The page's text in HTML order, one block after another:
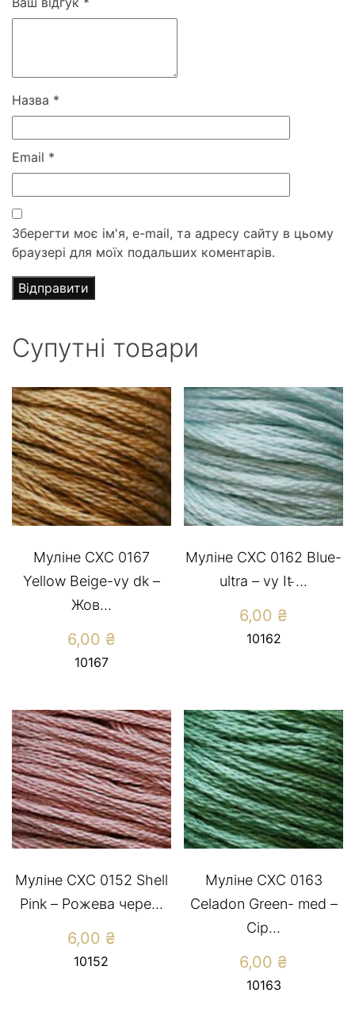
Назва *
Email *
Зберегти моє ім'я, e-mail, та адресу сайту в цьому
браузері для моїх подальших коментарів.
Супутні товари
Муліне СХС 0167
Yellow Beige-vy dk –
Жов...
6,00 ₴
10167
Муліне СХС 0162 Blue-
ultra – vy It ̵...
6,00 ₴
10162
Муліне CXC 0152 Shell
Pink – Рожева чере...
6,00 ₴
10152
Муліне СХС 0163
Celadon Green- med –
Сір...
6,00 ₴
10163